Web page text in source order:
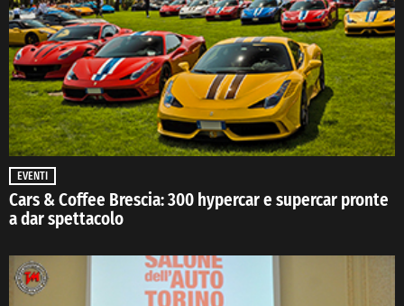
EVENTI
Cars & Coffee Brescia: 300 hypercar e supercar pronte
a dar spettacolo